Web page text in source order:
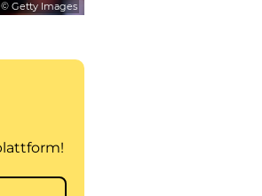
© Getty Images